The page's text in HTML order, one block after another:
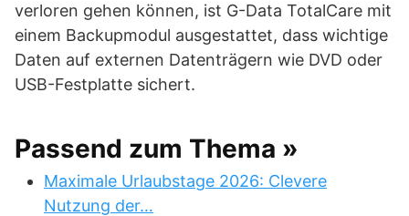
verloren gehen können, ist G-Data TotalCare mit
einem Backupmodul ausgestattet, dass wichtige
Daten auf externen Datenträgern wie DVD oder
USB-Festplatte sichert.
Passend zum Thema »
Maximale Urlaubstage 2026: Clevere
Nutzung der…